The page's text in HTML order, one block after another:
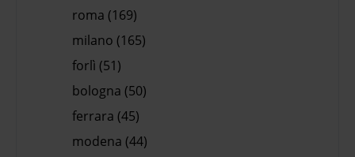
roma (169)
milano (165)
forlì (51)
bologna (50)
ferrara (45)
modena (44)